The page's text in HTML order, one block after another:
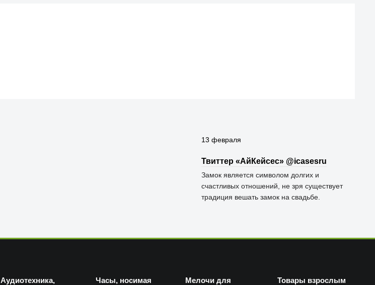
13 февраля
Твиттер «АйКейсес» ‏@icasesru
Замок является символом долгих и
счастливых отношений, не зря существует
традиция вешать замок на свадьбе.
Аудиотехника,
Часы, носимая
Мелочи для
Товары взрослым